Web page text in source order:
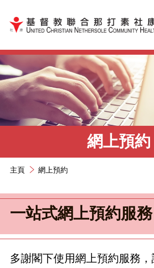
跳到內容（按輸入鍵）
網上預約
主頁 網上預約
一站式網上預約服務
多謝閣下使用網上預約服務